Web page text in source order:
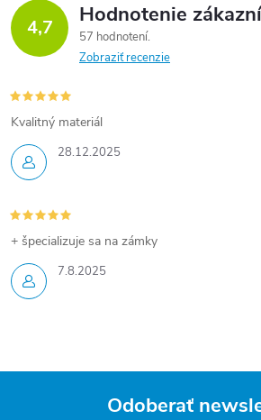
4,7 Hodnotenie
57 hodnotení
Zobraziť recenzie
28.12.2025
Kvalitný materiál
7.8.2025
+ špecializuje sa na zámky
Odoberať